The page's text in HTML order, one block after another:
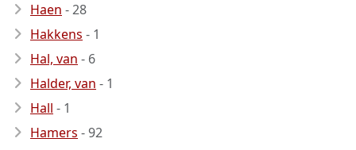
Haen - 28
Hakkens - 1
Hal, van - 6
Halder, van - 1
Hall - 1
Hamers - 92